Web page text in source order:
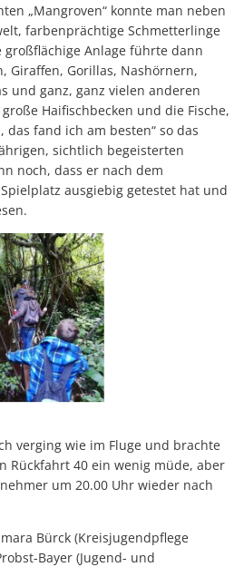
„Mangroven“ konnte man neben
farbenprächtige Schmetterlinge
Anlage führte dann
Giraffen, Gorillas, Nashörnern,
und ganz, ganz vielen anderen
Haifischbecken und die Fische,
fand ich am besten“ so das
sichtlich begeisterten
noch, dass er nach dem
ausgiebig getestet hat und
verging wie im Fluge und brachte
Rückfahrt 40 ein wenig müde, aber
um 20.00 Uhr wieder nach
Bürck (Kreisjugendpflege
Bayer (Jugend- und